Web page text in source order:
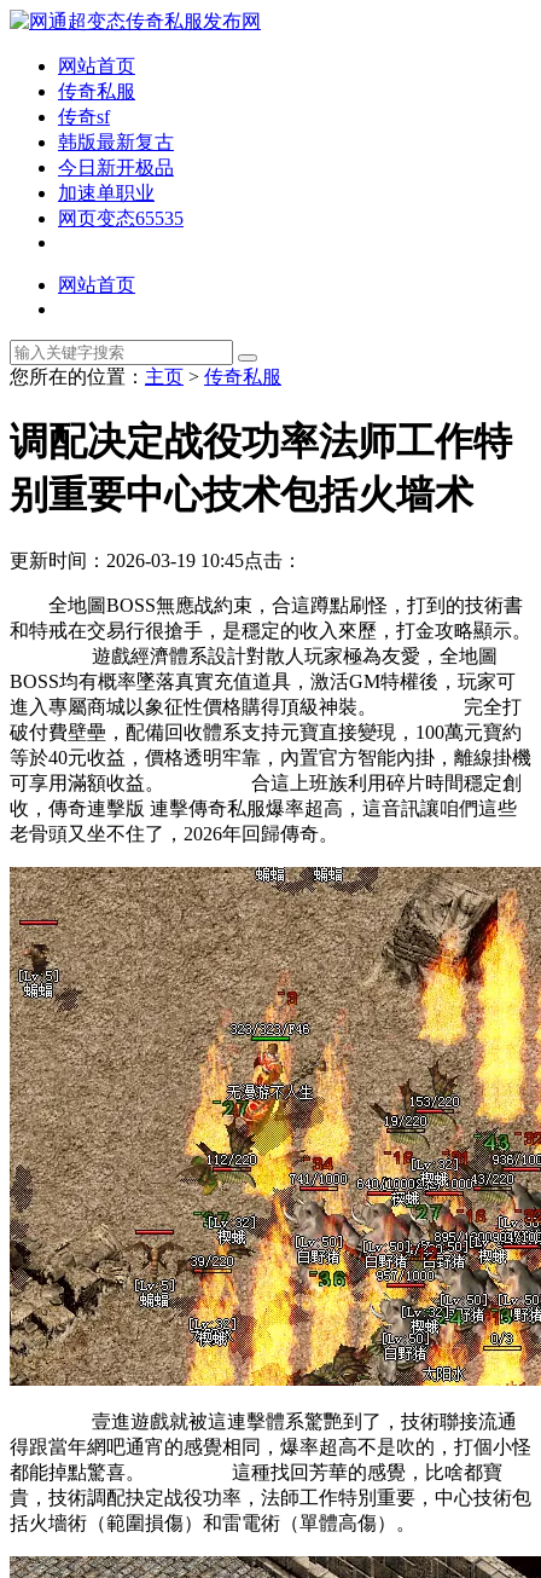
网站首页
传奇私服
传奇sf
韩版最新复古
今日新开极品
加速单职业
网页变态65535
网站首页
您所在的位置： 主页 > 传奇私服
调配决定战役功率法师工作特
别重要中心技术包括火墙术
更新时间：2026-03-19 10:45点击：
全地圖BOSS無應战約束，合這蹲點刷怪，打到的技術書
和特戒在交易行很搶手，是穩定的收入來歷，打金攻略顯示。
遊戲經濟體系設計對散人玩家極為友愛，全地圖
BOSS均有概率墜落真實充值道具，激活GM特權後，玩家可
進入專屬商城以象征性價格購得頂級神裝。 完全打
破付費壁壘，配備回收體系支持元寶直接變現，100萬元寶約
等於40元收益，價格透明牢靠，內置官方智能內掛，離線掛機
可享用滿額收益。 合這上班族利用碎片時間穩定創
收，傳奇連擊版 連擊傳奇私服爆率超高，這音訊讓咱們這些
老骨頭又坐不住了，2026年回歸傳奇。
壹進遊戲就被這連擊體系驚艷到了，技術聯接流通
得跟當年網吧通宵的感覺相同，爆率超高不是吹的，打個小怪
都能掉點驚喜。 這種找回芳華的感覺，比啥都寶
貴，技術調配抉定战役功率，法師工作特別重要，中心技術包
括火墻術（範圍損傷）和雷電術（單體高傷）。